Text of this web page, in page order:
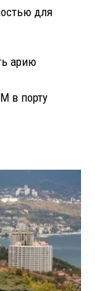
для
арию
в порту